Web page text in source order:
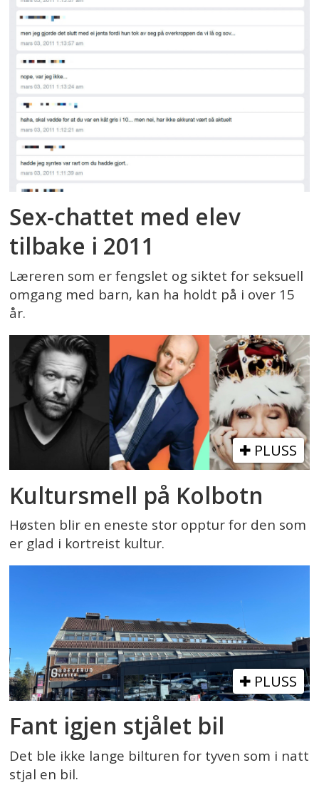
Sex-chattet med elev
tilbake i 2011
Læreren som er fengslet og siktet for seksuell
omgang med barn, kan ha holdt på i over 15
år.
PLUSS
Kultursmell på Kolbotn
Høsten blir en eneste stor opptur for den som
er glad i kortreist kultur.
PLUSS
Fant igjen stjålet bil
Det ble ikke lange bilturen for tyven som i natt
stjal en bil.